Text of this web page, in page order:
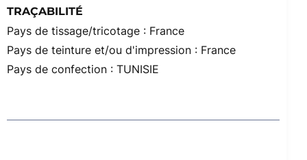
TRAÇABILITÉ
Pays de tissage/tricotage : France
Pays de teinture et/ou d'impression : France
Pays de confection : TUNISIE